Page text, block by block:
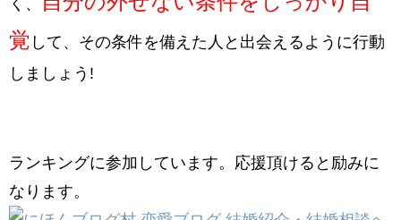
く、
覚 して、その条件を備えた人と出会えるように行動
しましょう!
ランキングに参加しています。応援頂けると励みに
なります。